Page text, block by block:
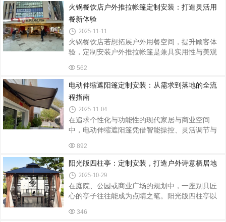
提供从LOGO定制到全国发货的全流程服务，满足
各类场景需求。专业定制设计，品牌元素精准呈
现飞宏帐篷厂拥有资深设计团队，可根据客户需
求提供个性化定制方案。无论是企业LOGO、品牌
标语，还是活动主题图案，均可通过高清印刷或
刺绣工艺精准呈现。例如，某汽车品牌曾定制“星
空车旅帐篷”，以品牌主色调为基底，融入车灯造
火锅餐饮店户外推拉帐篷定制安装：打造灵活用
餐新体验
2025-11-11
火锅餐饮店若想拓展户外用餐空间，提升顾客体
验，定制安装户外推拉帐篷是兼具实用性与美观
能营造独特的用餐氛围，为店铺引流增收。定制
设计：贴合需求与风格火锅店户外推拉帐篷的定
制需综合考虑空间尺寸、功能需求与店铺风格。
首先，要根据户外场地形状和面积确定帐篷规
格，常见的有长方形、方形等，长度可按需延
伸，满足不同规模用餐需求。比如一家位于街角
的火锅店，其户外空间呈不规则形状，定制了异
形推拉帐篷，完美贴合场地，充分利用了每一寸
562
电动伸缩遮阳篷定制安装：从需求到落地的全流
程指南
2025-11-04
在追求个性化与功能性的现代家居与商业空间
中，电动伸缩遮阳篷凭借智能操控、灵活调节与
安装调试，定制化服务需兼顾实用性、安全性与
美学性，确保产品完美融入场景。一、精准需求
分析：定制化的前提定制第一步是明确使用场景
与功能需求。家庭用户可能关注遮阳面积、抗风
能力与儿童安全，例如别墅露台需覆盖15㎡以
上，抗风等级达8级；商业场所如咖啡馆外摆区，
则更注重遮阳篷的外观与品牌调性，需与建筑风
892
阳光版四柱亭：定制安装，打造户外诗意栖居地
2025-10-29
在庭院、公园或商业广场的规划中，一座别具匠
心的亭子往往能成为点睛之笔。阳光版四柱亭以
然与艺术的双重魅力，成为定制安装领域的热门
346